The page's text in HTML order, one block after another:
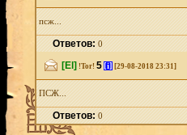
псж...
Ответов:0
[El] !Tor! 5 [i] [29-08-2018 23:31]
ПСЖ...
Ответов:0